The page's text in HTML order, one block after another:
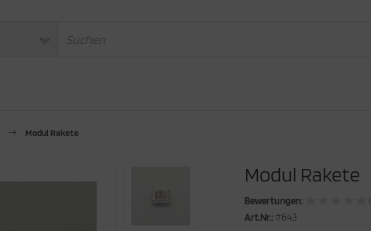
Modul Rakete
Modul Rakete
Bewertungen:
Art.Nr.: #643